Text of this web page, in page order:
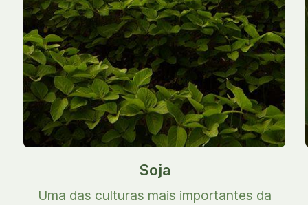
Soja
Uma das culturas mais importantes da